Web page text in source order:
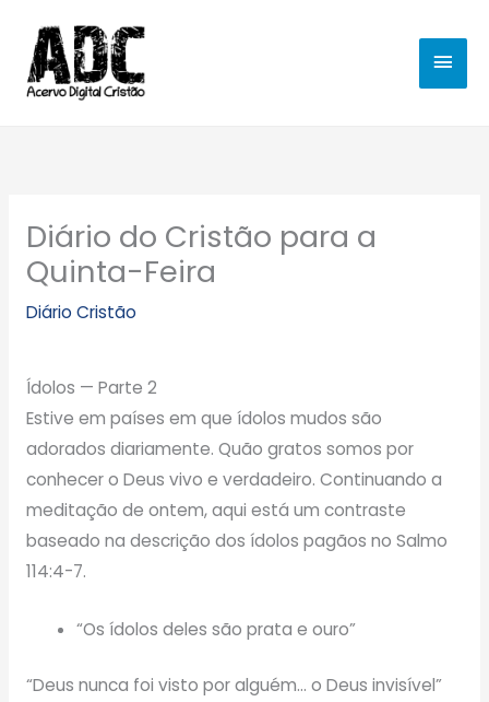
para
conteúdo
Diário do Cristão para a
Quinta-Feira
Diário Cristão
Ídolos — Parte 2
Estive em países em que ídolos mudos são
adorados diariamente. Quão gratos somos por
conhecer o Deus vivo e verdadeiro. Continuando a
meditação de ontem, aqui está um contraste
baseado na descrição dos ídolos pagãos no Salmo
114:4-7.
“Os ídolos deles são prata e ouro”
“Deus nunca foi visto por alguém… o Deus invisível”